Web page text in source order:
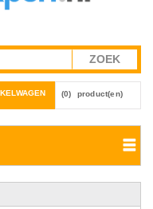
(0) product(en)